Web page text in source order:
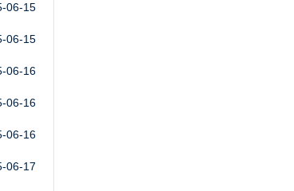
06-15
06-15
06-16
06-16
06-16
06-17